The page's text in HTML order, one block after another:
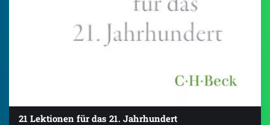
21 Lektionen für das 21. Jahrhundert